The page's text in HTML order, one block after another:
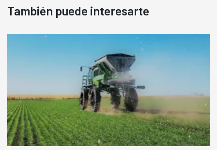
También puede interesarte